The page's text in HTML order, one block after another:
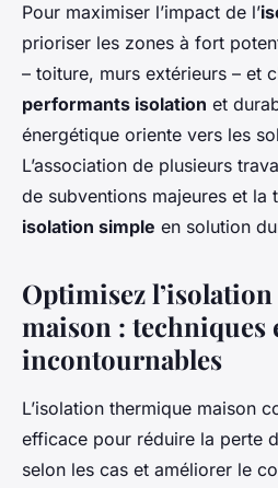
Pour maximiser l’impact de l’
prioriser les zones à fort
– toiture, murs extérieurs – et
performants isolation et
énergétique oriente vers les
L’association de plusieurs
de subventions majeures et la
isolation simple en solution
Optimisez
maison : techniques
incontournables
L’isolation thermique maison
efficace pour réduire la perte
selon les cas et améliorer le